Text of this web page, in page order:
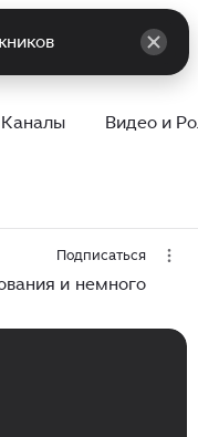
Каналы Видео и
Подписаться
и немного